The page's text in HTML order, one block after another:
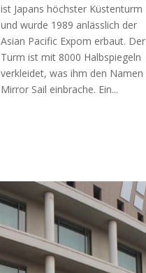
ist Japans höchster Küstenturm
und wurde 1989 anlässlich der
Asian Pacific Expom erbaut. Der
Turm ist mit 8000 Halbspiegeln
verkleidet, was ihm den Namen
Mirror Sail einbrache. Ein...